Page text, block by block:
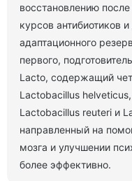
восстановлению
курсов антибиотиков
адаптационного
первого,
Lacto, содержащий
Lactobacillus
Lactobacillus reuteri и
направленный на
мозга и улучшении
более эффективно.